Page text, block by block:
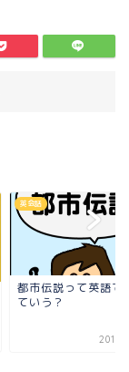
英会話
都市伝説って英語で
ていう？
2017-